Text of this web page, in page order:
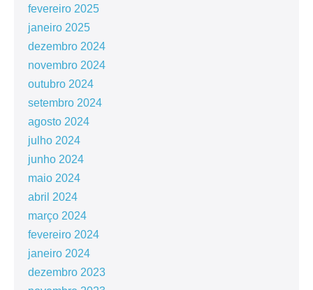
fevereiro 2025
janeiro 2025
dezembro 2024
novembro 2024
outubro 2024
setembro 2024
agosto 2024
julho 2024
junho 2024
maio 2024
abril 2024
março 2024
fevereiro 2024
janeiro 2024
dezembro 2023